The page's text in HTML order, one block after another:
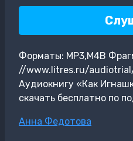
Форматы: MP3,M4B
//www.litres.ru/
Аудиокнигу «Как
скачать бесплатно по
Метки
Анна Федотова